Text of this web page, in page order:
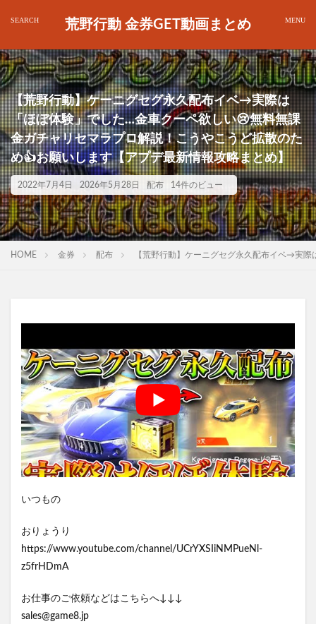
荒野行動 金券GET動画まとめ
【荒野行動】ケーニグセグ永久配布イベ→実際は
「ほぼ体験」でした…金車クーペ欲しい😢無料無課
金ガチャリセマラプロ解説！こうやこうど拡散のた
め👍お願いします【アプデ最新情報攻略まとめ】
2022年7月4日 2026年5月28日 配布 14件のビュー
HOME 金券 配布 【荒野行動】ケーニグセグ永久配布イベ→実
いつもの
おりょうり
https://www.youtube.com/channel/UCrYXSIiNMPueNl-
z5frHDmA
お仕事のご依頼などはこちらへ↓↓↓
sales@game8.jp